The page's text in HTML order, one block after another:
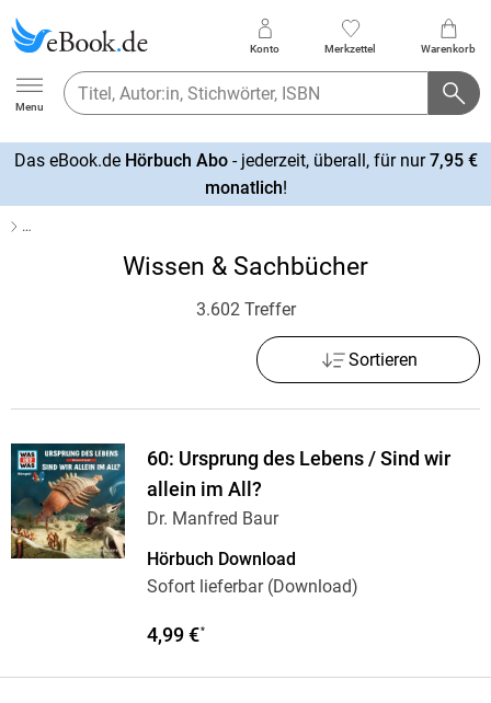
Ebook.de
Menu
Konto Merkzettel Warenkorb
Das eBook.de Hörbuch Abo- jederzeit, überall, für nur7,95 €
monatlich!
…
Wissen & Sachbücher
3.602 Treffer
Sortieren
60: Ursprung des Lebens / Sind wir
allein im All?
Dr. Manfred Baur
Hörbuch Download
Sofort lieferbar (Download)
4,99 €*